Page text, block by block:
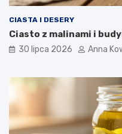
CIASTA I DESERY
Ciasto z malinami i
30 lipca 2026 Anna